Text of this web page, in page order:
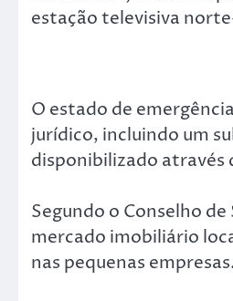
estação televisiva
O estado de
jurídico, incluindo um
disponibilizado através
Segundo o Conselho
mercado imobiliário
nas pequenas